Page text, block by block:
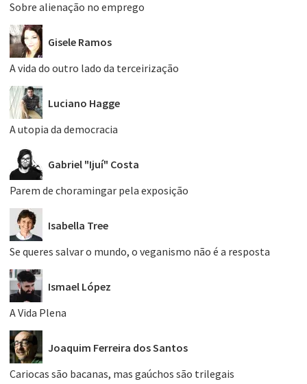
Sobre alienação no emprego
Gisele Ramos
A vida do outro lado da terceirização
Luciano Hagge
A utopia da democracia
Gabriel "Ijuí" Costa
Parem de choramingar pela exposição
Isabella Tree
Se queres salvar o mundo, o veganismo não é a resposta
Ismael López
A Vida Plena
Joaquim Ferreira dos Santos
Cariocas são bacanas, mas gaúchos são trilegais